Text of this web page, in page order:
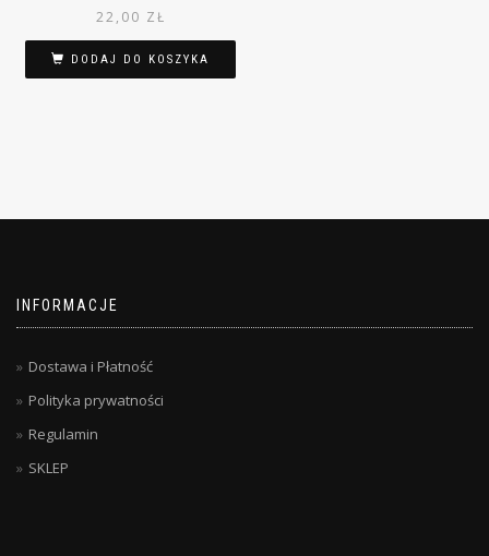
22,00 ZŁ
DODAJ DO KOSZYKA
INFORMACJE
Dostawa i Płatność
Polityka prywatności
Regulamin
SKLEP